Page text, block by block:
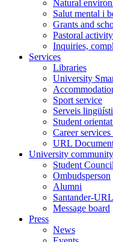
Natural
Salut mental i
Grants and
Pastoral activity
Inquiries,
Services
Libraries
University
Sport service
Serveis
Student
Career
URL
University community
Student Council
Ombudsperson
Alumni
Santander-
Message board
Press
News